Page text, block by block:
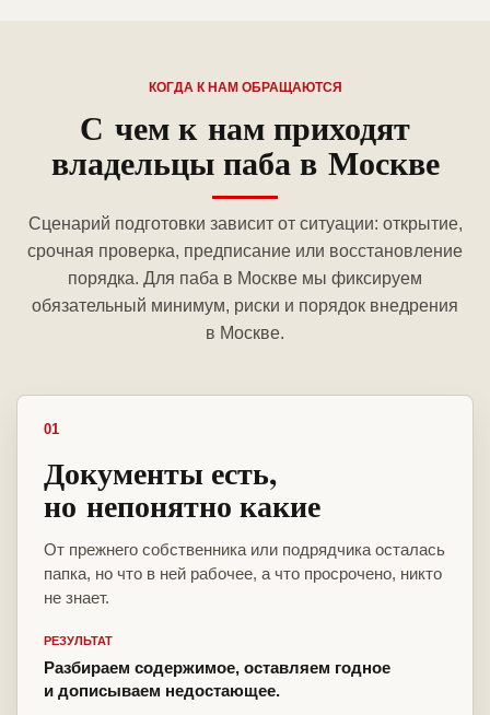
КОГДА К НАМ ОБРАЩАЮТСЯ
С чем к нам приходят
владельцы паба в Москве
Сценарий подготовки зависит от ситуации: открытие,
срочная проверка, предписание или восстановление
порядка. Для паба в Москве мы фиксируем
обязательный минимум, риски и порядок внедрения
в Москве.
01
Документы есть,
но непонятно какие
От прежнего собственника или подрядчика осталась
папка, но что в ней рабочее, а что просрочено, никто
не знает.
РЕЗУЛЬТАТ
Разбираем содержимое, оставляем годное
и дописываем недостающее.